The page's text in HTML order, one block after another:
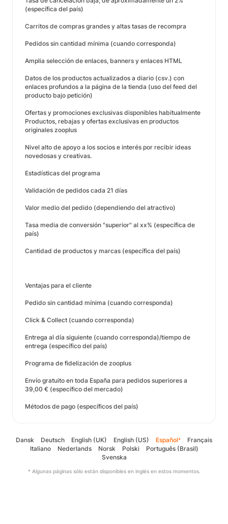
(específica del país)
Carritos de compras grandes y altas tasas de recompra
Pedidos sin cantidad mínima (cuando corresponda)
Amplia selección de enlaces, banners y enlaces HTML
Datos de los productos actualizados a diario (csv.) con
enlaces profundos a la página de la tienda (uso del feed del
producto bajo petición)
Ofertas y promociones exclusivas disponibles habitualmente
Productos, rebajas y ofertas exclusivas en productos
originales zooplus
Nivel alto de apoyo a los socios e interés por recibir ideas
novedosas y creativas.
Estadísticas del programa
Validación de pedidos cada 21 días
Valor medio del pedido (dependiendo del atractivo)
Tasa media de conversión "superior" al xx% (específica de
país)
Cantidad de productos y marcas (específica del país)
Ventajas para el cliente
Pedido sin cantidad mínima (cuando corresponda)
Click & Collect (cuando corresponda)
Entrega al día siguiente (cuando corresponda)/tiempo de
entrega (específico del país)
Programa de fidelización de zooplus
Envío gratuito en toda España para pedidos superiores a
39,00 € (específico del mercado)
Métodos de pago (específicos del país)
Dansk Deutsch English (UK) English (US) Español*
Français
Italiano
Nederlands Norsk Polski
Português (Brasil)
Svenska
* Algunas páginas sólo están disponibles en inglés en estos momentos.